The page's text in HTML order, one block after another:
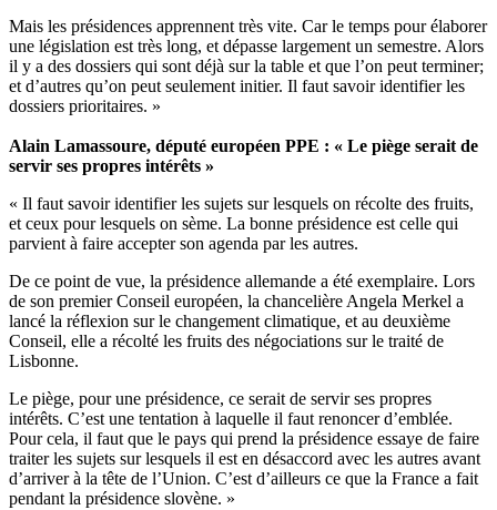
Mais les présidences apprennent très vite. Car le temps pour élaborer
une législation est très long, et dépasse largement un semestre. Alors
il y a des dossiers qui sont déjà sur la table et que l’on peut terminer;
et d’autres qu’on peut seulement initier. Il faut savoir identifier les
dossiers prioritaires. »
Alain Lamassoure, député européen PPE : « Le piège serait de
servir ses propres intérêts »
« Il faut savoir identifier les sujets sur lesquels on récolte des fruits,
et ceux pour lesquels on sème. La bonne présidence est celle qui
parvient à faire accepter son agenda par les autres.
De ce point de vue, la présidence allemande a été exemplaire. Lors
de son premier Conseil européen, la chancelière Angela Merkel a
lancé la réflexion sur le changement climatique, et au deuxième
Conseil, elle a récolté les fruits des négociations sur le traité de
Lisbonne.
Le piège, pour une présidence, ce serait de servir ses propres
intérêts. C’est une tentation à laquelle il faut renoncer d’emblée.
Pour cela, il faut que le pays qui prend la présidence essaye de faire
traiter les sujets sur lesquels il est en désaccord avec les autres avant
d’arriver à la tête de l’Union. C’est d’ailleurs ce que la France a fait
pendant la présidence slovène. »